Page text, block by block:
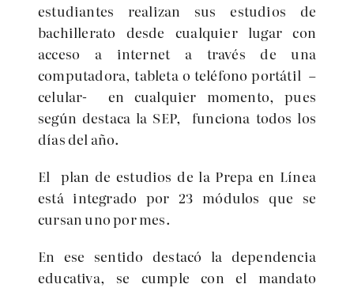
estudiantes realizan sus estudios de
bachillerato desde cualquier lugar con
acceso a internet a través de una
computadora, tableta o teléfono portátil –
celular-
en cualquier momento, pues
según destaca la SEP, funciona todos los
días del año.
El plan de estudios de la Prepa en Línea
está integrado por 23 módulos que se
cursan uno por mes.
En ese sentido destacó la dependencia
educativa, se cumple con el mandato